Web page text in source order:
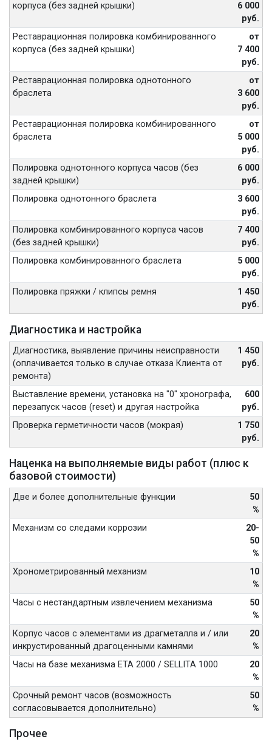
корпуса (без задней крышки)
6 000
руб.
Реставрационная полировка комбинированного
корпуса (без задней крышки)
от
7 400
руб.
Реставрационная полировка однотонного
браслета
от
3 600
руб.
Реставрационная полировка комбинированного
браслета
от
5 000
руб.
Полировка однотонного корпуса часов (без
задней крышки)
6 000
руб.
Полировка однотонного браслета
3 600
руб.
Полировка комбинированного корпуса часов
(без задней крышки)
7 400
руб.
Полировка комбинированного браслета
5 000
руб.
Полировка пряжки / клипсы ремня
1 450
руб.
Диагностика и настройка
Диагностика, выявление причины неисправности
(оплачивается только в случае отказа Клиента от
ремонта)
1 450
руб.
Выставление времени, установка на "0" хронографа,
перезапуск часов (reset) и другая настройка
600
руб.
Проверка герметичности часов (мокрая)
1 750
руб.
Наценка на выполняемые виды работ (плюс к
базовой стоимости)
Две и более дополнительные функции
50
%
Механизм со следами коррозии
20-
50
%
Хронометрированный механизм
10
%
Часы с нестандартным извлечением механизма
50
%
Корпус часов с элементами из драгметалла и / или
инкрустированный драгоценными камнями
20
%
Часы на базе механизма ETA 2000 / SELLITA 1000
20
%
Срочный ремонт часов (возможность
согласовывается дополнительно)
50
%
Прочее